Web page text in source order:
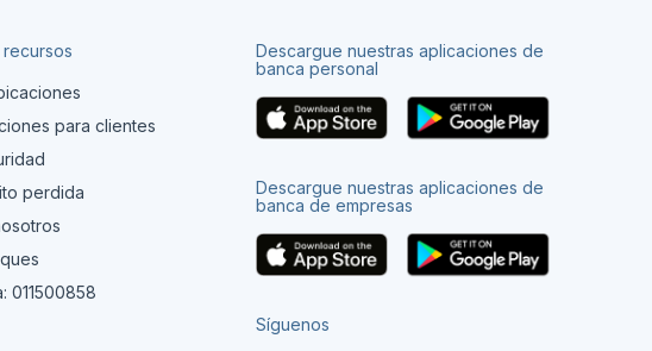
para clientes
perdida
011500858
Descargue nuestras aplicaciones de
banca personal
Descargue nuestras aplicaciones de
banca de empresas
Síguenos